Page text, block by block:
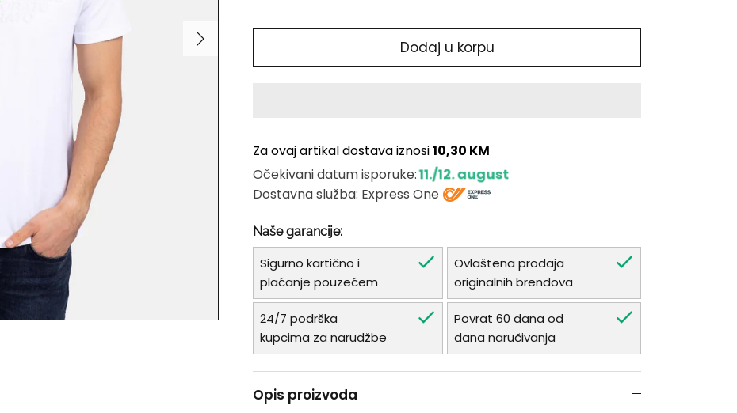
Dodaj u korpu
Za ovaj artikal dostava iznosi10,30 KM
Očekivani datum isporuke: 11./12. august
Dostavna služba: Express One
Naše garancije:
Sigurno kartično i
plaćanje pouzećem
Ovlaštena prodaja
originalnih brendova
24/7 podrška
kupcima za narudžbe
Povrat 60 dana od
dana naručivanja
Opis proizvoda